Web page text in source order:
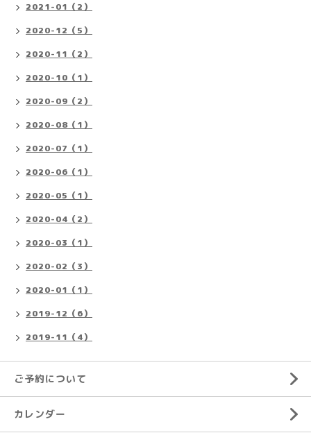
2021-01（2）
2020-12（5）
2020-11（2）
2020-10（1）
2020-09（2）
2020-08（1）
2020-07（1）
2020-06（1）
2020-05（1）
2020-04（2）
2020-03（1）
2020-02（3）
2020-01（1）
2019-12（6）
2019-11（4）
ご予約について
カレンダー